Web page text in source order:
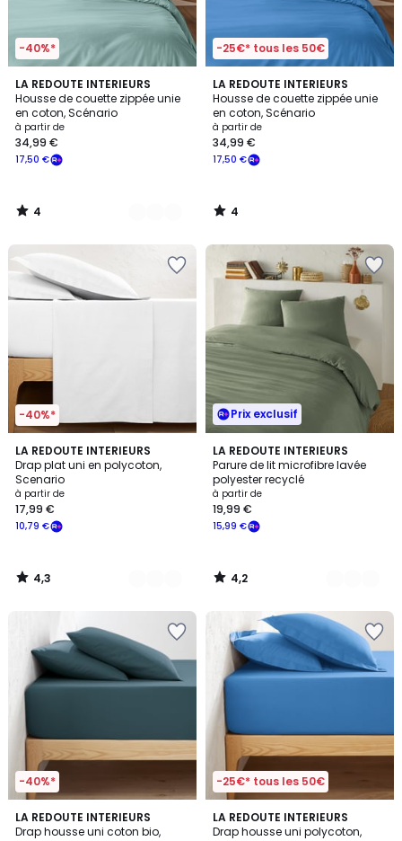
-40%*
LA REDOUTE INTERIEURS
Housse de couette zippée unie
en coton, Scénario
à partir de
17,50 €
34,99 €
4
/
5
22
Couleurs
4
/
-25€* tous les 50€
LA REDOUTE INTERIEURS
Housse de couette zippée unie
en coton, Scénario
à partir de
17,50 €
34,99 €
4
/
5
4
/
-40%*
LA REDOUTE INTERIEURS
Drap plat uni en polycoton,
Scenario
à partir de
10,79 €
17,99 €
4,3
/ 5
16
Couleurs
4,3
/
Prix exclusif
LA REDOUTE INTERIEURS
Parure de lit microfibre lavée
polyester recyclé
à partir de
15,99 €
19,99 €
4,2
/ 5
4
Couleurs
4,2
/
-40%*
LA REDOUTE INTERIEURS
Drap housse uni coton bio,
4,2
/ 5
9
Couleurs
-25€* tous les 50€
LA REDOUTE INTERIEURS
Drap housse uni polycoton,
4,3
/ 5